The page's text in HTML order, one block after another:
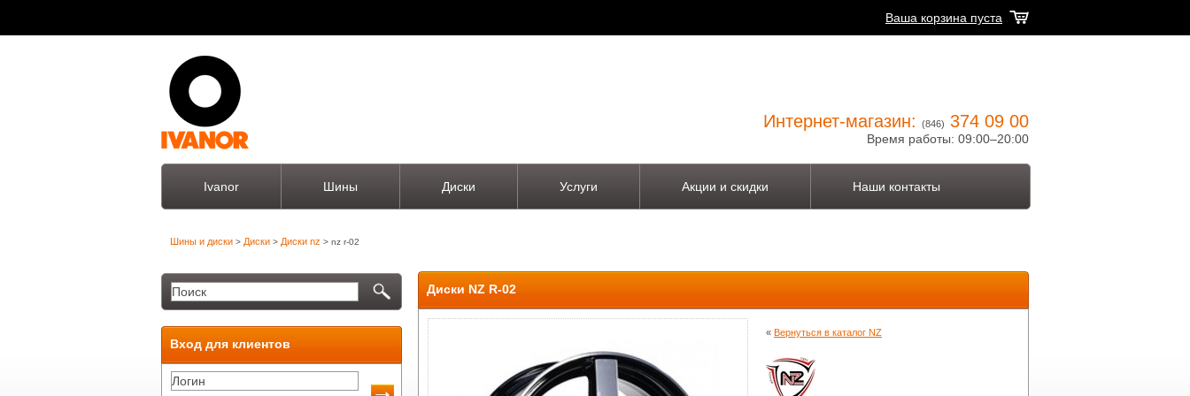
Ваша корзина пуста
Интернет-магазин: (846) 374 09 00
Время работы: 09:00–20:00
Ivanor Шины Диски Услуги Акции и скидки Наши контакты
Шины и диски > Диски > Диски nz > nz r-02
Вход для клиентов
Диски NZ R-02
« Вернуться в каталог NZ